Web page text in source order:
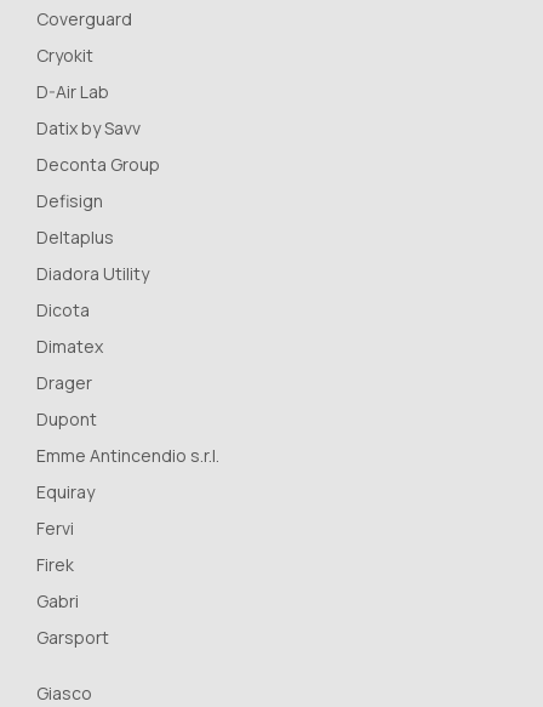
Coverguard
Cryokit
D-Air Lab
Datix by Savv
Deconta Group
Defisign
Deltaplus
Diadora Utility
Dicota
Dimatex
Drager
Dupont
Emme Antincendio s.r.l.
Equiray
Fervi
Firek
Gabri
Garsport
Giasco